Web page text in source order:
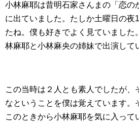
小林麻耶は昔明石家さんまの「恋の
に出ていました。たしか土曜日の夜
たね。僕も好きでよく見ていました
林麻耶と小林麻央の姉妹で出演して
この当時は２人とも素人でしたが、
なということを僕は覚えています。
このときから小林麻耶を気に入って